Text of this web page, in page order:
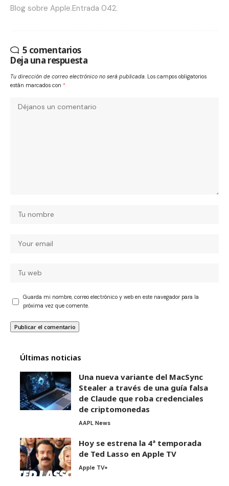
Blog sobre Apple.Entrada 042.
5 comentarios
Deja una respuesta
Tu dirección de correo electrónico no será publicada. Los campos obligatorios
están marcados con *
Guarda mi nombre, correo electrónico y web en este navegador para la
próxima vez que comente.
Últimas noticias
Una nueva variante del MacSync
Stealer a través de una guía falsa
de Claude que roba credenciales
de criptomonedas
AAPL News
Hoy se estrena la 4ª temporada
de Ted Lasso en Apple TV
Apple TV+